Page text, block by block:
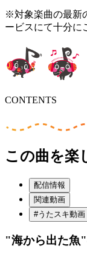
※対象楽曲の最新
ービスにて十分に
CONTENTS
この曲を楽
配信情報
関連動画
#うたスキ動画
"海から出た魚"